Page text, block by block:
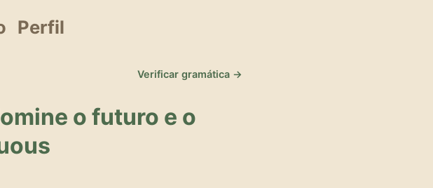
Perfil
Verificar gramática →
o futuro e o